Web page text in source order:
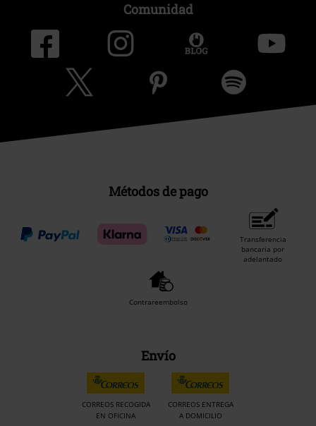
Comunidad
Métodos de pago
Transferencia
bancaria por
adelantado
Contrareembolso
Envío
CORREOS RECOGIDA
EN OFICINA
CORREOS ENTREGA
A DOMICILIO